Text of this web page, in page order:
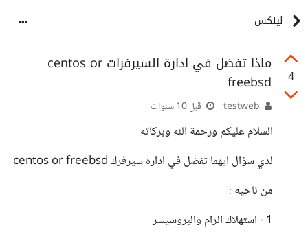
لينكس
4
ماذا تفضل في ادارة السيرفرات centos or
freebsd
قبل 10 سنوات
السلام عليكم ورحمة الله وبركاته
لدي سؤال ايهما تفضل في اداره سيرفرك centos or freebsd
من ناحيه :
1 - استهلاك الرام والبروسيسر